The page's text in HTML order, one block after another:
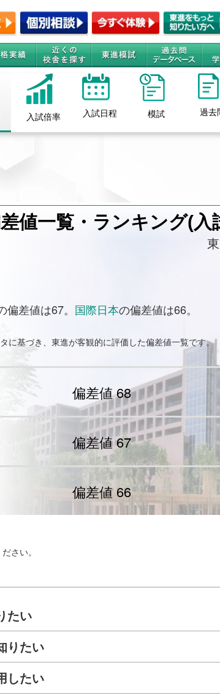
入試倍率 入試日程 模試 過去
値一覧・ランキング(入
偏差値は67。 国際日本の偏差値は66。
に基づき、東進が客観的に評価した偏差値一覧です。
偏差値 68
偏差値 67
偏差値 66
さい。
たい
りたい
したい